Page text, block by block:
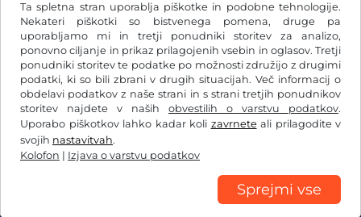
Ta spletna stran uporablja piškotke in podobne tehnologije.
Nekateri piškotki so bistvenega pomena, druge pa
uporabljamo mi in tretji ponudniki storitev za analizo,
ponovno ciljanje in prikaz prilagojenih vsebin in oglasov. Tretji
ponudniki storitev te podatke po možnosti združijo z drugimi
podatki, ki so bili zbrani v drugih situacijah. Več informacij o
obdelavi podatkov z naše strani in s strani tretjih ponudnikov
storitev najdete v naših obvestilih o varstvu podatkov.
Uporabo piškotkov lahko kadar koli zavrneteali prilagodite v
svojih nastavitvah.
Kolofon | Izjava o varstvu podatkov
Sprejmi vse
€EUR
Facebook Instagram
Splošni pogoji poslovanja/preklicna pravica
Nastavitve piškotkov Kolofon